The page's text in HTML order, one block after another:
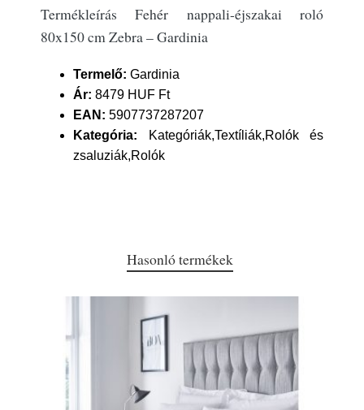
Termékleírás Fehér nappali-éjszakai roló
80x150 cm Zebra – Gardinia
Termelő: Gardinia
Ár: 8479 HUF Ft
EAN: 5907737287207
Kategória: Kategóriák,Textíliák,Rolók és
zsaluziák,Rolók
Hasonló termékek